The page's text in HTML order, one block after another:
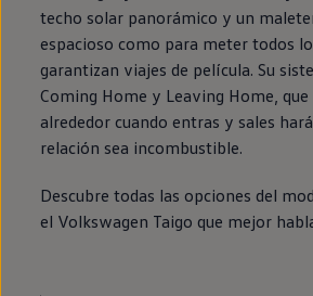
techo solar panorámico y un
espacioso como para meter todos
garantizan viajes de película. Su
Coming Home y Leaving Home ,
alrededor cuando entras y sales
relación sea incombustible.
Descubre todas las opciones del
el Volkswagen Taigo que mejor